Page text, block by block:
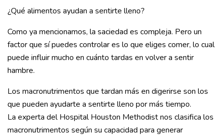
¿Qué alimentos ayudan a sentirte lleno?
Como ya mencionamos, la saciedad es compleja. Pero un
factor que sí puedes controlar es lo que eliges comer, lo cual
puede influir mucho en cuánto tardas en volver a sentir
hambre.
Los macronutrimentos que tardan más en digerirse son los
que pueden ayudarte a sentirte lleno por más tiempo.
La experta del Hospital Houston Methodist nos clasifica los
macronutrimentos según su capacidad para generar